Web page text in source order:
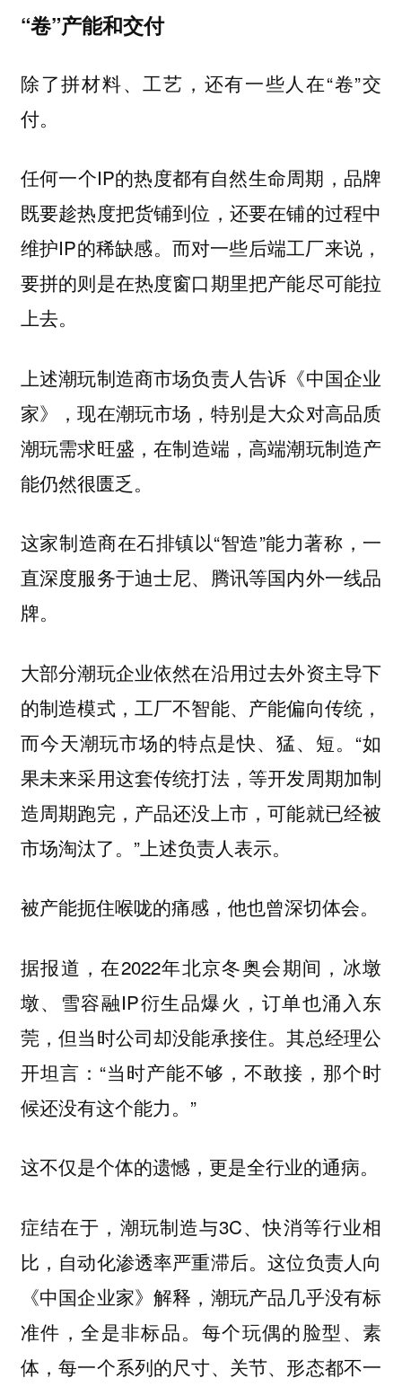
“卷”产能和交付
除了拼材料、工艺，还有一些人在“卷”交
付。
任何一个IP的热度都有自然生命周期，品牌
既要趁热度把货铺到位，还要在铺的过程中
维护IP的稀缺感。而对一些后端工厂来说，
要拼的则是在热度窗口期里把产能尽可能拉
上去。
上述潮玩制造商市场负责人告诉《中国企业
家》，现在潮玩市场，特别是大众对高品质
潮玩需求旺盛，在制造端，高端潮玩制造产
能仍然很匮乏。
这家制造商在石排镇以“智造”能力著称，一
直深度服务于迪士尼、腾讯等国内外一线品
牌。
大部分潮玩企业依然在沿用过去外资主导下
的制造模式，工厂不智能、产能偏向传统，
而今天潮玩市场的特点是快、猛、短。 “如
果未来采用这套传统打法，等开发周期加制
造周期跑完，产品还没上市，可能就已经被
市场淘汰了。”上述负责人表示。
被产能扼住喉咙的痛感，他也曾深切体会。
据报道，在2022年北京冬奥会期间，冰墩
墩、雪容融IP衍生品爆火，订单也涌入东
莞，但当时公司却没能承接住。其总经理公
开坦言：“当时产能不够，不敢接，那个时
候还没有这个能力。”
这不仅是个体的遗憾，更是全行业的通病。
症结在于，潮玩制造与3C、快消等行业相
比，自动化渗透率严重滞后。这位负责人向
《中国企业家》解释，潮玩产品几乎没有标
准件，全是非标品。每个玩偶的脸型、素
体，每一个系列的尺寸、关节、形态都不一